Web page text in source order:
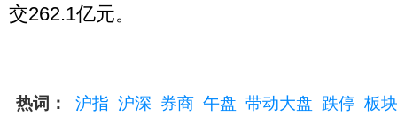
交262.1亿元。
热词： 沪指 沪深 券商 午盘 带动大盘 跌停 板块